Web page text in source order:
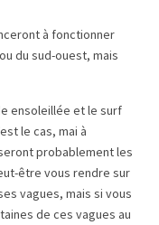
à fonctionner
du sud-ouest, mais
ensoleillée et le surf
le cas, mai à
probablement les
être vous rendre sur
vagues, mais si vous
de ces vagues au